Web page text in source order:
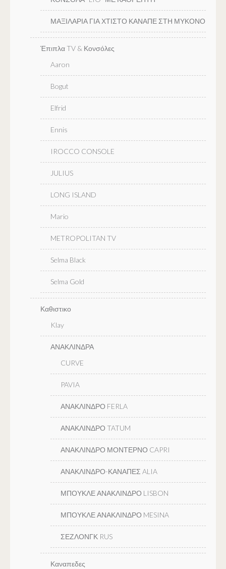
ΜΑΞΙΛΑΡΙΑ ΓΙΑ ΧΤΙΣΤΟ ΚΑΝΑΠΕ ΣΤΗ ΜΥΚΟΝΟ
Έπιπλα TV & Κονσόλες
Aaron
Bogut
Elfrid
Ennis
IROCCO CONSOLE
JULIUS
LONG ISLAND
Mario
METROPOLITAN TV
Selma Black
Selma Gold
Καθιστικο
Klay
ΑΝΑΚΛΙΝΔΡΑ
CURVE
PAVIA
ΑΝΑΚΛΙΝΔΡΟ FERLA
ΑΝΑΚΛΙΝΔΡΟ TATUM
ΑΝΑΚΛΙΝΔΡΟ ΜΟΝΤΕΡΝΟ CAPRI
ΑΝΑΚΛΙΝΔΡΟ-ΚΑΝΑΠΕΣ ALIA
ΜΠΟΥΚΛΕ ΑΝΑΚΛΙΝΔΡΟ LISBON
ΜΠΟΥΚΛΕ ΑΝΑΚΛΙΝΔΡΟ MESINA
ΣΕΖΛΟΝΓΚ RUS
Καναπεδες